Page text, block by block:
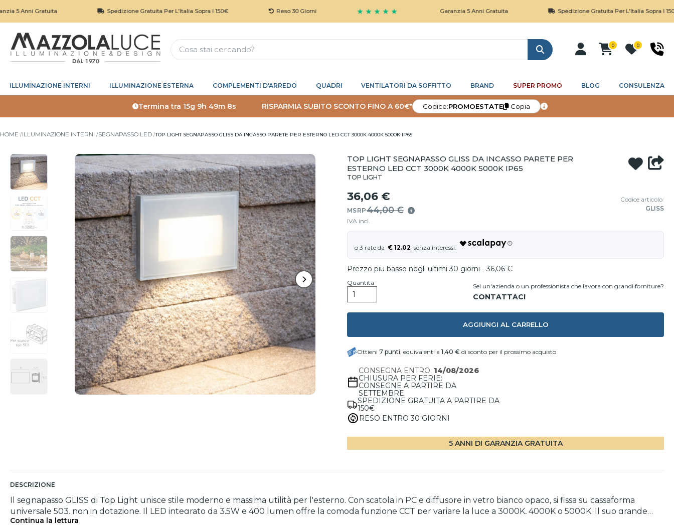
Gratuita Spedizione Gratuita Per L'Italia Sopra I 150€ Reso 30 Giorni ★ ★ ★ ★ ★ Garanzia 5 Anni Gratuita Spedizione Gratuita Per L'Italia Sopra I 150€
Cerca
0 0
ILLUMINAZIONE INTERNI ILLUMINAZIONE ESTERNA COMPLEMENTI D'ARREDO QUADRI VENTILATORI DA SOFFITTO BRAND SUPER PROMO BLOG CONSULENZA
Termina tra 15g 9h 49m 7s RISPARMIA SUBITO SCONTO FINO A 60€* Codice:PROMOESTATE Copia
HOME ILLUMINAZIONE INTERNI SEGNAPASSO LED TOP LIGHT SEGNAPASSO GLISS DA INCASSO PARETE PER ESTERNO LED CCT 3000K 4000K 5000K IP65
TOP LIGHT SEGNAPASSO GLISS DA INCASSO PARETE PER
ESTERNO LED CCT 3000K 4000K 5000K IP65
TOP LIGHT
36,06 €
MSRP44,00 €
IVA incl.
Codice articolo:
GLISS
€ 12.02
Prezzo piu basso negli ultimi 30 giorni - 36,06 €
Quantità Sei un'azienda o un professionista che lavora con grandi forniture?
AGGIUNGI AL CARRELLO
Ottieni 7 punti, equivalenti a 1,40 € di sconto per il prossimo acquisto
CONSEGNA ENTRO: 14/08/2026
CHIUSURA PER FERIE:
CONSEGNE A PARTIRE DA
SETTEMBRE.
SPEDIZIONE GRATUITA A PARTIRE DA
150€
RESO ENTRO 30 GIORNI
5 ANNI DI GARANZIA GRATUITA
DESCRIZIONE
Il segnapasso GLISS di Top Light unisce stile moderno e massima utilità per l'esterno. Con scatola in PC e diffusore in vetro bianco opaco, si fissa su cassaforma
universale 503, non in dotazione. Il LED integrato da 3,5W e 400 lumen offre la comoda funzione CCT per variare la luce a 3000K, 4000K o 5000K. Il suo grande
vantaggio è il grado IP65: resiste perfettamente a polvere e getti d'acqua. Questa impermeabilità lo rende eccellente per illuminare in sicurezza scale e vialetti,
Continua la lettura